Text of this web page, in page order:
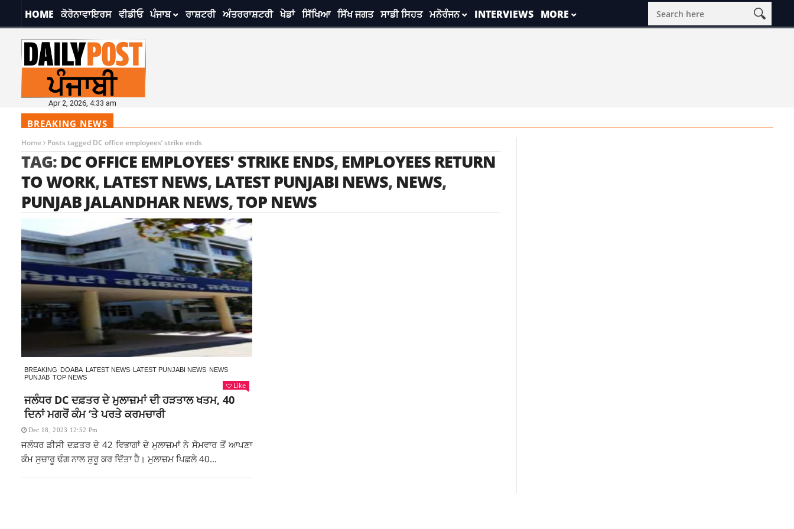
HOME ਕੋਰੋਨਾਵਾਇਰਸ ਵੀਡੀਓ ਪੰਜਾਬ ਰਾਸ਼ਟਰੀ ਅੰਤਰਰਾਸ਼ਟਰੀ ਖੇਡਾਂ ਸਿੱਖਿਆ ਸਿੱਖ ਜਗਤ ਸਾਡੀ ਸਿਹਤ ਮਨੋਰੰਜਨ INTERVIEWS MORE
Apr 2, 2026, 4:33 am
BREAKING NEWS
Home Posts tagged DC office employees’ strike ends
TAG: DC OFFICE EMPLOYEES' STRIKE ENDS, EMPLOYEES RETURN
TO WORK, LATEST NEWS, LATEST PUNJABI NEWS, NEWS,
PUNJAB JALANDHAR NEWS,TOP NEWS
BREAKING DOABA LATEST NEWS LATEST PUNJABI NEWS NEWS
PUNJAB TOP NEWS
Like
ਜਲੰਧਰ DC ਦਫ਼ਤਰ ਦੇ ਮੁਲਾਜ਼ਮਾਂ ਦੀ ਹੜਤਾਲ ਖਤਮ, 40
ਦਿਨਾਂ ਮਗਰੋਂ ਕੰਮ ‘ਤੇ ਪਰਤੇ ਕਰਮਚਾਰੀ
Dec 18, 2023 12:52 Pm
ਜਲੰਧਰ ਡੀਸੀ ਦਫ਼ਤਰ ਦੇ 42 ਵਿਭਾਗਾਂ ਦੇ ਮੁਲਾਜ਼ਮਾਂ ਨੇ ਸੋਮਵਾਰ ਤੋਂ ਆਪਣਾ
ਕੰਮ ਸੁਚਾਰੂ ਢੰਗ ਨਾਲ ਸ਼ੁਰੂ ਕਰ ਦਿੱਤਾ ਹੈ। ਮੁਲਾਜ਼ਮ ਪਿਛਲੇ 40...